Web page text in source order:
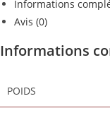
Informations
Avis (0)
Informations
POIDS